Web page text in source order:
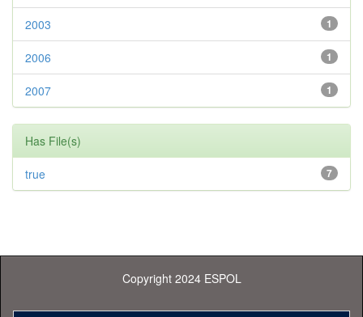
1
2003
1
2006
1
2007
Has File(s)
7
true
Copyright 2024 ESPOL